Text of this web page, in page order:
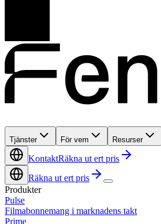
Tjänster För vem Resurser
KontaktRäkna ut ert pris
Räkna ut ert pris
Produkter
Pulse
Filmabonnemang i marknadens takt
Prime